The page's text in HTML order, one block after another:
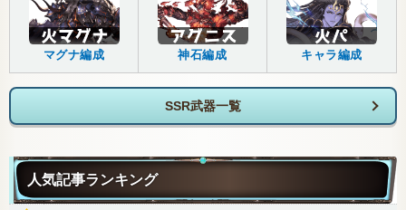
マグナ編成 神石編成 キャラ編成
SSR武器一覧
人気記事ランキング